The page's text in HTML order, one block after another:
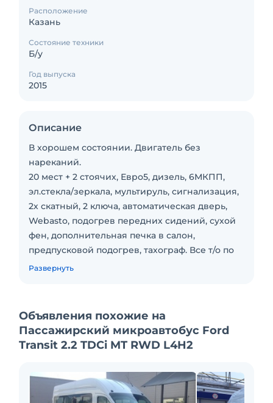
Расположение
Казань
Состояние техники
Б/у
Год выпуска
2015
Описание
В хорошем состоянии. Двигатель без
нареканий.
20 мест + 2 стоячих, Евро5, дизель, 6МКПП,
эл.стекла/зеркала, мультируль, сигнализация,
2х скатный, 2 ключа, автоматическая дверь,
Webasto, подогрев передних сидений, сухой
фен, дополнительная печка в салон,
предпусковой подогрев, тахограф. Все т/о по
регламенту, каждые 10т.км. Не стоит, в работе
сын). Ездили только сами, не наемные
водители. Торг.
Развернуть
Объявления похожие на
Пассажирский микроавтобус Ford
Transit 2.2 TDCi MT RWD L4H2